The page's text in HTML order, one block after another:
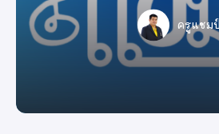
ครูแชมป์